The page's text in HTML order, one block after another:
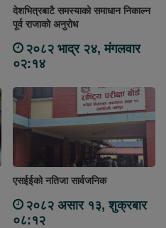
देशभित्रबाटै समस्याको समाधान निकाल्न
पूर्व राजाको अनुरोध
२०८२ भाद्र २४, मंगलवार
०२:१४
एसईईको नतिजा सार्वजनिक
२०८२ असार १३, शुक्रबार
०८:१२